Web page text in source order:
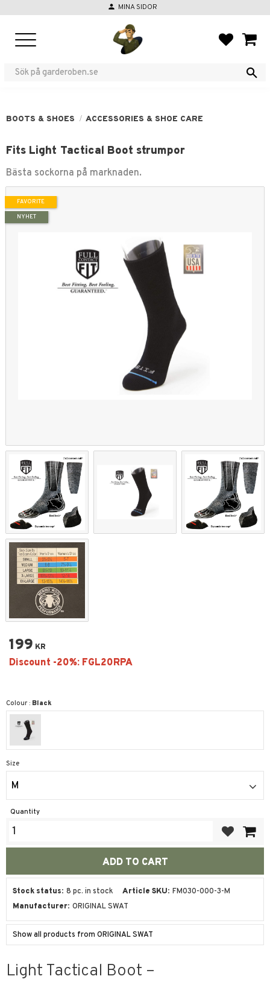
person MINA SIDOR
BOOTS & SHOES ACCESSORIES & SHOE CARE
Fits Light Tactical Boot strumpor
Bästa sockorna på marknaden.
FAVORITE
NYHET
199 KR
Colour : Black
Size
M
Quantity
Stock status 8 pc. in stock Article SKU FM030-000-3-M
Manufacturer ORIGINAL SWAT
Show all products from ORIGINAL SWAT
Light Tactical Boot –